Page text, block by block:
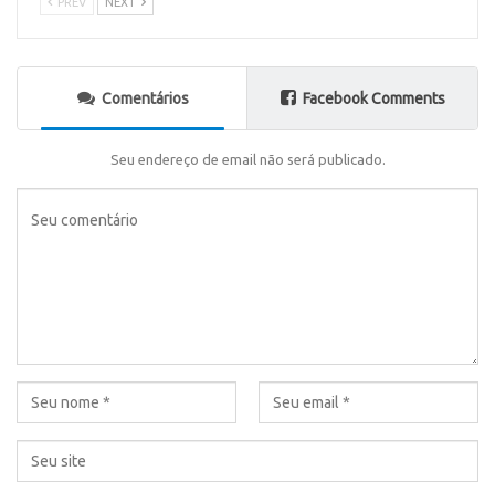
Comentários Facebook Comments
Seu endereço de email não será publicado.